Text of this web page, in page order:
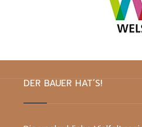
DER BAUER HAT’S!